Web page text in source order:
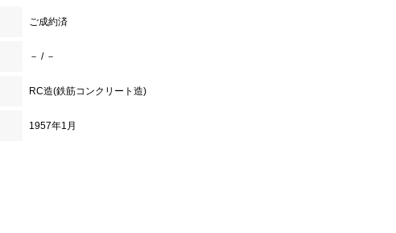
ご成約済
－ / －
RC造(鉄筋コンクリート造)
1957年1月